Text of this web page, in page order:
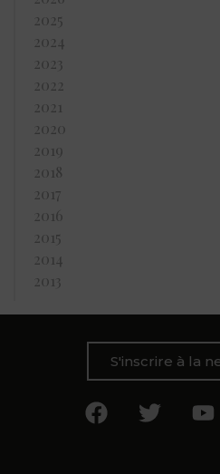
2025
2024
2023
2022
2021
2020
2019
2018
2017
2016
2015
2014
2013
S'inscrire à la